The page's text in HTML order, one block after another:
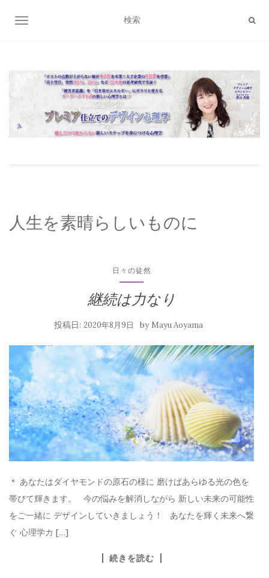
ナビゲーション切り替え
人生を素晴らしいものに
日々の徒然
継続は力なり
投稿日: 2020年8月9日 by Mayu Aoyama
＊ あなたはダイヤモンドの原石の様に 磨けばあらゆる光の色を
帯びて輝きます。 今の悩みを解消しながら 新しい未来の可能性
をご一緒に デザインしていきましょう！ あなたを輝く未来へ繋
ぐ 心理学カ […]
続きを読む